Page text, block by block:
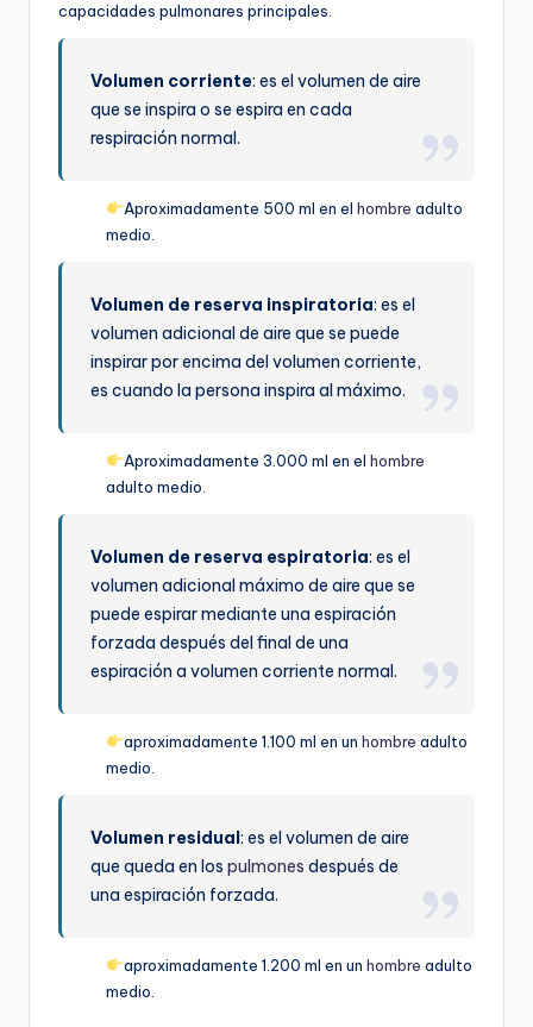
capacidades pulmonares principales.
Volumen corriente: es el volumen de aire
que se inspira o se espira en cada
respiración normal.
Aproximadamente 500 ml en el hombre adulto
medio.
Volumen de reserva inspiratoria: es el
volumen adicional de aire que se puede
inspirar por encima del volumen corriente,
es cuando la persona inspira al máximo.
Aproximadamente 3.000 ml en el hombre
adulto medio.
Volumen de reserva espiratoria: es el
volumen adicional máximo de aire que se
puede espirar mediante una espiración
forzada después del final de una
espiración a volumen corriente normal.
aproximadamente 1.100 ml en un hombre adulto
medio.
Volumen residual: es el volumen de aire
que queda en lospulmones después de
una espiración forzada.
aproximadamente 1.200 ml en un hombre adulto
medio.